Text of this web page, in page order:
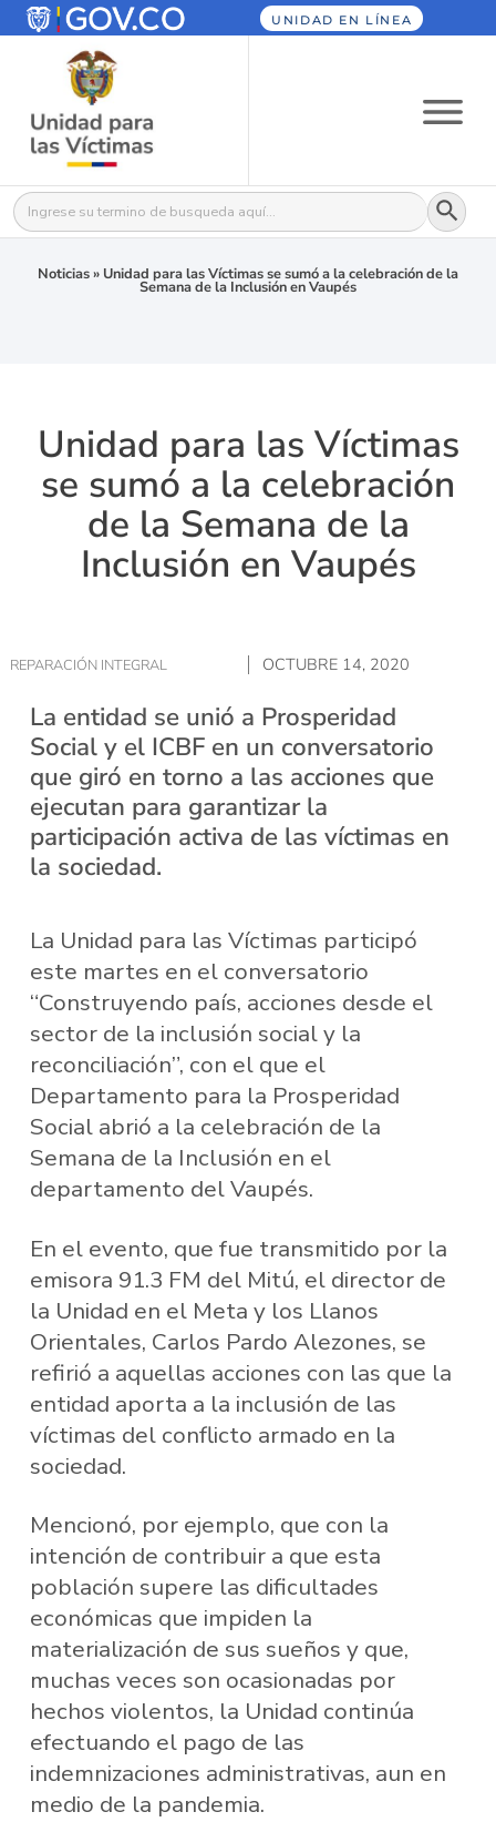
UNIDAD EN LÍNEA
Buscar: Botón
Noticias» Unidad para las Víctimas se sumó a la celebración de la
Semana de la Inclusión en Vaupés
Unidad para las Víctimas
se sumó a la celebración
de la Semana de la
Inclusión en Vaupés
REPARACIÓN INTEGRAL OCTUBRE 14, 2020
La entidad se unió a Prosperidad
Social y el ICBF en un conversatorio
que giró en torno a las acciones que
ejecutan para garantizar la
participación activa de las víctimas en
la sociedad.
La Unidad para las Víctimas participó
este martes en el conversatorio
“Construyendo país, acciones desde el
sector de la inclusión social y la
reconciliación”, con el que el
Departamento para la Prosperidad
Social abrió a la celebración de la
Semana de la Inclusión en el
departamento del Vaupés.
En el evento, que fue transmitido por la
emisora 91.3 FM del Mitú, el director de
la Unidad en el Meta y los Llanos
Orientales, Carlos Pardo Alezones, se
refirió a aquellas acciones con las que la
entidad aporta a la inclusión de las
víctimas del conflicto armado en la
sociedad.
Mencionó, por ejemplo, que con la
intención de contribuir a que esta
población supere las dificultades
económicas que impiden la
materialización de sus sueños y que,
muchas veces son ocasionadas por
hechos violentos, la Unidad continúa
efectuando el pago de las
indemnizaciones administrativas, aun en
medio de la pandemia.